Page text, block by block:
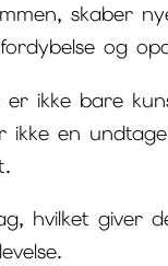
skaber
og
er ikke bare
ikke en
hvilket